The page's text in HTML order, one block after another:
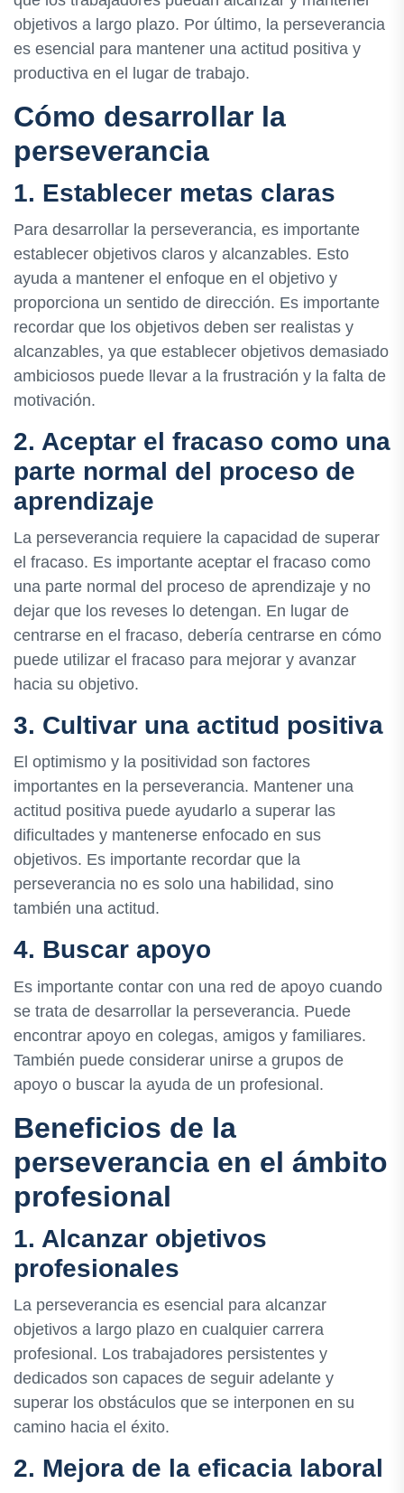
objetivos a largo plazo. Por último, la perseverancia
es esencial para mantener una actitud positiva y
productiva en el lugar de trabajo.
Cómo desarrollar la
perseverancia
1. Establecer metas claras
Para desarrollar la perseverancia, es importante
establecer objetivos claros y alcanzables. Esto
ayuda a mantener el enfoque en el objetivo y
proporciona un sentido de dirección. Es importante
recordar que los objetivos deben ser realistas y
alcanzables, ya que establecer objetivos demasiado
ambiciosos puede llevar a la frustración y la falta de
motivación.
2. Aceptar el fracaso como una
parte normal del proceso de
aprendizaje
La perseverancia requiere la capacidad de superar
el fracaso. Es importante aceptar el fracaso como
una parte normal del proceso de aprendizaje y no
dejar que los reveses lo detengan. En lugar de
centrarse en el fracaso, debería centrarse en cómo
puede utilizar el fracaso para mejorar y avanzar
hacia su objetivo.
3. Cultivar una actitud positiva
El optimismo y la positividad son factores
importantes en la perseverancia. Mantener una
actitud positiva puede ayudarlo a superar las
dificultades y mantenerse enfocado en sus
objetivos. Es importante recordar que la
perseverancia no es solo una habilidad, sino
también una actitud.
4. Buscar apoyo
Es importante contar con una red de apoyo cuando
se trata de desarrollar la perseverancia. Puede
encontrar apoyo en colegas, amigos y familiares.
También puede considerar unirse a grupos de
apoyo o buscar la ayuda de un profesional.
Beneficios de la
perseverancia en el ámbito
profesional
1. Alcanzar objetivos
profesionales
La perseverancia es esencial para alcanzar
objetivos a largo plazo en cualquier carrera
profesional. Los trabajadores persistentes y
dedicados son capaces de seguir adelante y
superar los obstáculos que se interponen en su
camino hacia el éxito.
2. Mejora de la eficacia laboral